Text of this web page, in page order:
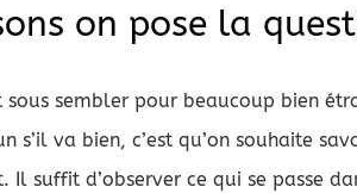
on pose la
sembler pour beaucoup bien
s’il va bien, c’est qu’on souhaite
Il suffit d’observer ce qui se passe